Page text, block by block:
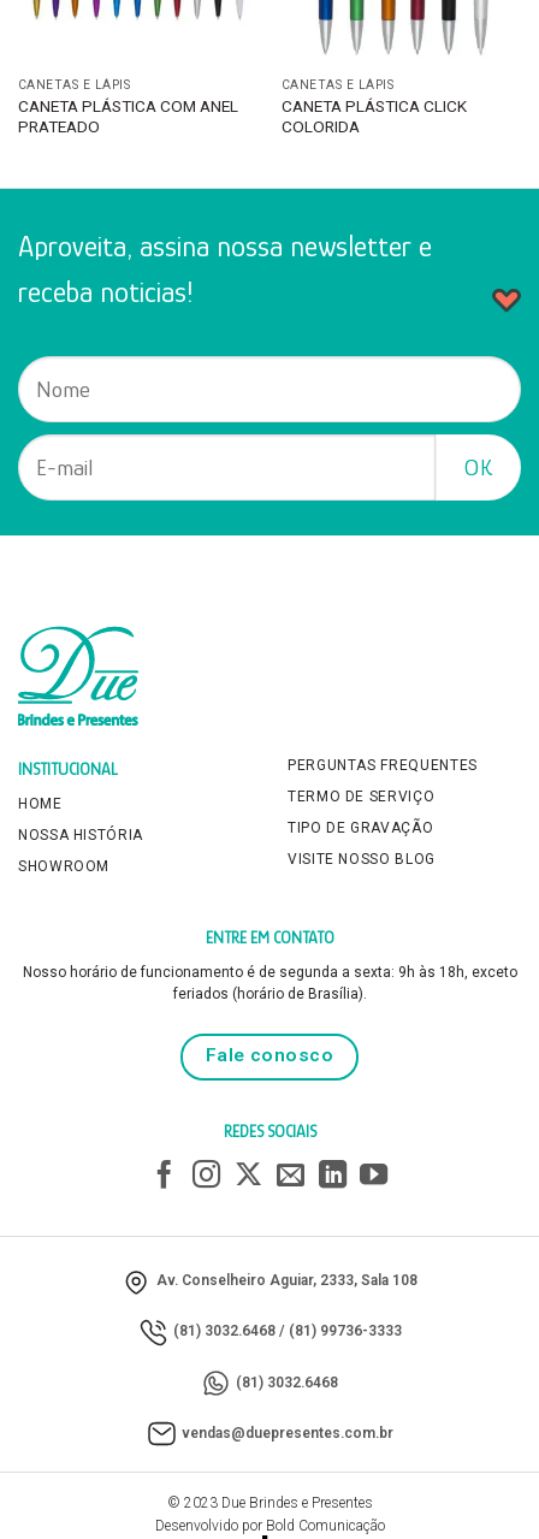
CANETAS E LÁPIS
CANETA PLÁSTICA COM ANEL
PRATEADO
CANETAS E LÁPIS
CANETA PLÁSTICA CLICK
COLORIDA
Aproveita, assina nossa newsletter e
receba noticias!
INSTITUCIONAL
HOME
NOSSA HISTÓRIA
SHOWROOM
PERGUNTAS FREQUENTES
TERMO DE SERVIÇO
TIPO DE GRAVAÇÃO
VISITE NOSSO BLOG
ENTRE EM CONTATO
Nosso horário de funcionamento é de segunda a sexta: 9h às 18h, exceto
feriados (horário de Brasília).
Fale conosco
REDES SOCIAIS
Av. Conselheiro Aguiar, 2333, Sala 108
(81) 3032.6468/ (81) 99736-3333
(81) 3032.6468
vendas@duepresentes.com.br
© 2023 Due Brindes e Presentes
Desenvolvido por Bold Comunicação